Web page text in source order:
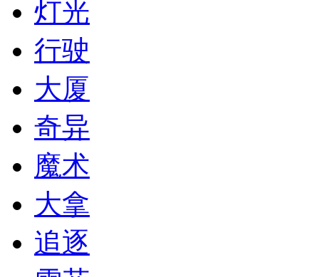
灯光
行驶
大厦
奇异
魔术
大拿
追逐